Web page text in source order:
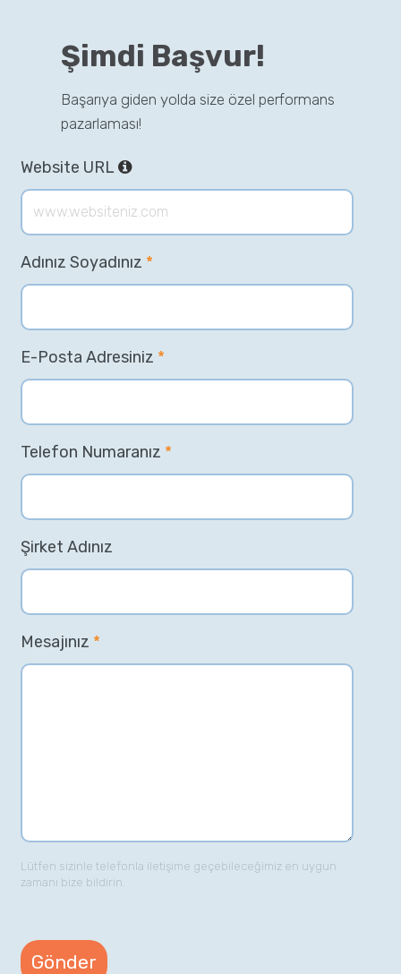
Şimdi Başvur!
Başarıya giden yolda size özel performans
pazarlaması!
Website URL
Adınız Soyadınız *
E-Posta Adresiniz *
Telefon Numaranız *
Şirket Adınız
Mesajınız *
Lütfen sizinle telefonla iletişime geçebileceğimiz en uygun
zamanı bize bildirin.